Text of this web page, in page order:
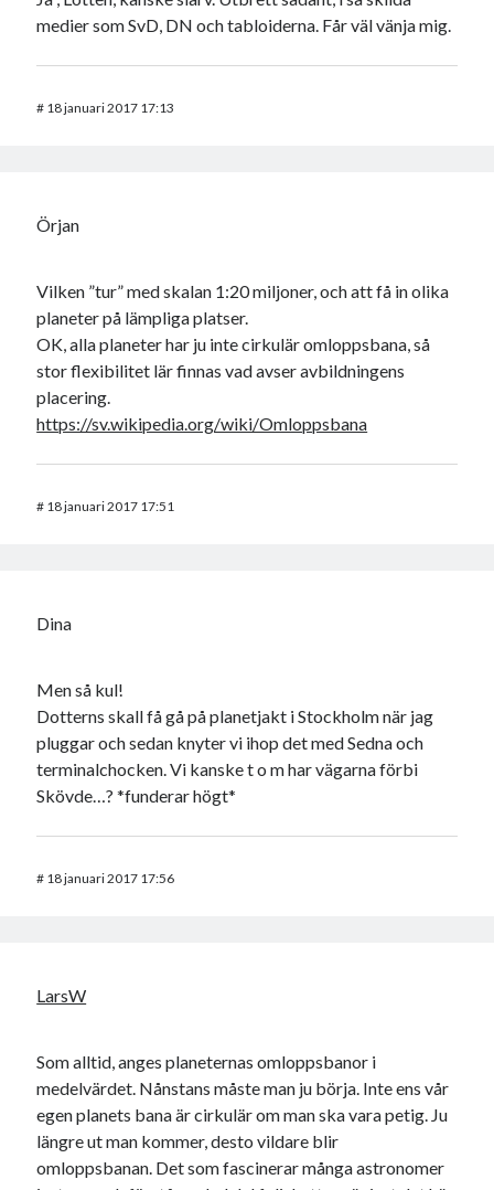
medier som SvD, DN och tabloiderna. Får väl vänja mig.
# 18 januari 2017 17:13
Örjan
Vilken ”tur” med skalan 1:20 miljoner, och att få in olika
planeter på lämpliga platser.
OK, alla planeter har ju inte cirkulär omloppsbana, så
stor flexibilitet lär finnas vad avser avbildningens
placering.
https://sv.wikipedia.org/wiki/Omloppsbana
# 18 januari 2017 17:51
Dina
Men så kul!
Dotterns skall få gå på planetjakt i Stockholm när jag
pluggar och sedan knyter vi ihop det med Sedna och
terminalchocken. Vi kanske t o m har vägarna förbi
Skövde…? *funderar högt*
# 18 januari 2017 17:56
LarsW
Som alltid, anges planeternas omloppsbanor i
medelvärdet. Nånstans måste man ju börja. Inte ens vår
egen planets bana är cirkulär om man ska vara petig. Ju
längre ut man kommer, desto vildare blir
omloppsbanan. Det som fascinerar många astronomer